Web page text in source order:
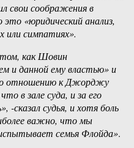
свои соображения в
«юридический анализ,
или симпатиях».
как Шовин
и данной ему властью» и
отношению к Джорджу
в зале суда, и за его
-сказал судья, и хотя боль
важно, что мы
семья Флойда».